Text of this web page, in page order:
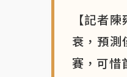
【記者
衰，預測
賽，可惜